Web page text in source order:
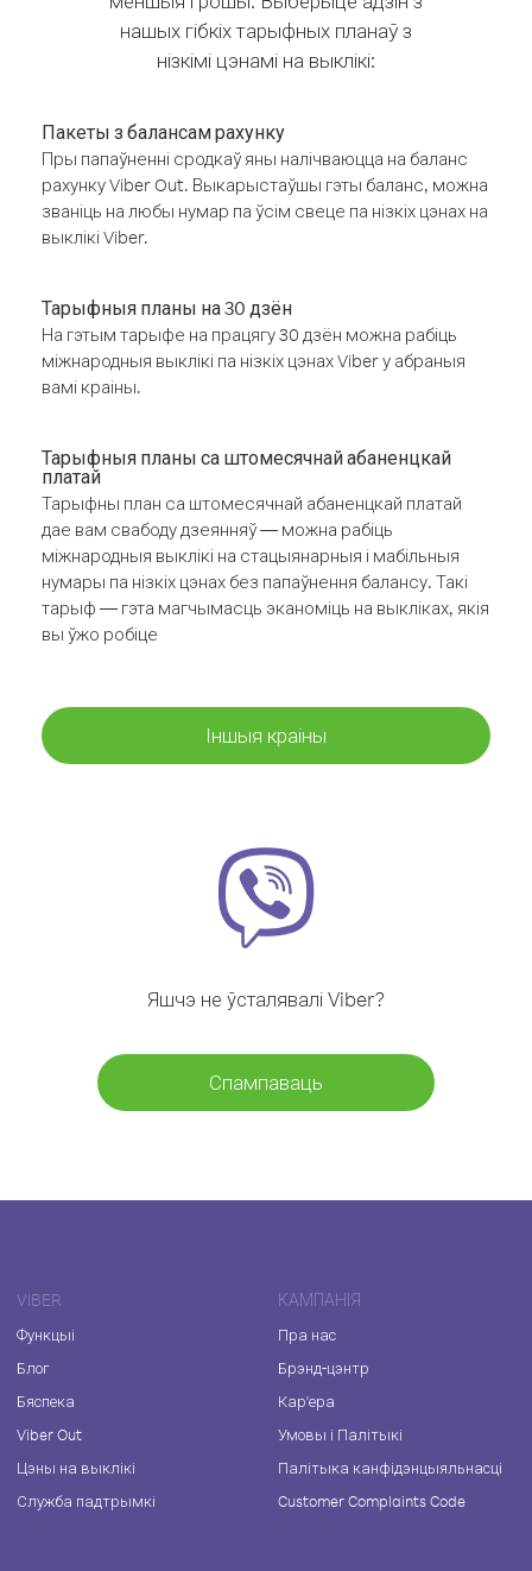
нашых гібкіх тарыфных планаў з
нізкімі цэнамі на выклікі:
Пакеты з балансам рахунку
Пры папаўненні сродкаў яны налічваюцца на баланс
рахунку Viber Out. Выкарыстаўшы гэты баланс, можна
званіць на любы нумар па ўсім свеце па нізкіх цэнах на
выклікі Viber.
Тарыфныя планы на 30 дзён
На гэтым тарыфе на працягу 30 дзён можна рабіць
міжнародныя выклікі па нізкіх цэнах Viber у абраныя
вамі краіны.
Тарыфныя планы са штомесячнай абаненцкай
платай
Тарыфны план са штомесячнай абаненцкай платай
дае вам свабоду дзеянняў — можна рабіць
міжнародныя выклікі на стацыянарныя і мабільныя
нумары па нізкіх цэнах без папаўнення балансу. Такі
тарыф — гэта магчымасць эканоміць на выкліках, якія
вы ўжо робіце
Іншыя краіны
Яшчэ не ўсталявалі Viber?
Спампаваць
VIBER
Функцыі
Блог
Бяспека
Viber Out
Цэны на выклікі
Служба падтрымкі
КАМПАНІЯ
Пра нас
Брэнд-цэнтр
Кар'ера
Умовы і Палітыкі
Палітыка канфідэнцыяльнасці
Customer Complaints Code